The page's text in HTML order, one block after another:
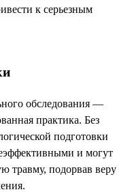
к серьезным
обследования —
практика. Без
подготовки
и могут
травму, подорвав веру